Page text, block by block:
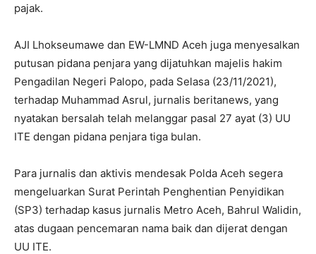
pajak.
AJI Lhokseumawe dan EW-LMND Aceh juga menyesalkan
putusan pidana penjara yang dijatuhkan majelis hakim
Pengadilan Negeri Palopo, pada Selasa (23/11/2021),
terhadap Muhammad Asrul, jurnalis beritanews, yang
nyatakan bersalah telah melanggar pasal 27 ayat (3) UU
ITE dengan pidana penjara tiga bulan.
Para jurnalis dan aktivis mendesak Polda Aceh segera
mengeluarkan Surat Perintah Penghentian Penyidikan
(SP3) terhadap kasus jurnalis Metro Aceh, Bahrul Walidin,
atas dugaan pencemaran nama baik dan dijerat dengan
UU ITE.